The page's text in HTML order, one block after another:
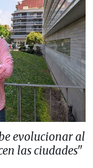
evolucionar al
las ciudades"